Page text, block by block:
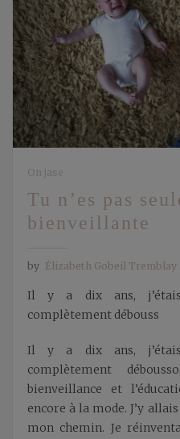
On jase
Tu n’es pas
bienveillante
by Élizabeth Gobeil Tremblay
Il y a dix ans,
complètement débouss
Il y a dix ans,
complètement
bienveillance et
encore à la mode. J’y
mon chemin. Je